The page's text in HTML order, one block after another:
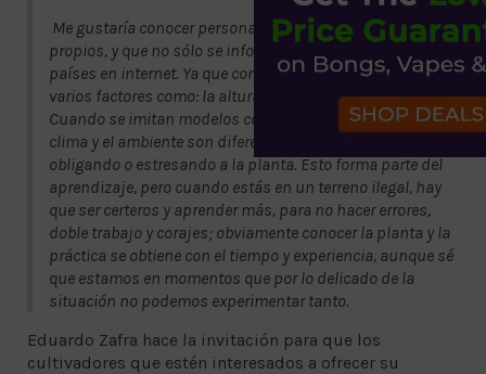
Me gustaría conocer personas que hagan contenidos
propios, y que no sólo se informen con datos de otros
países en internet. Ya que con las plantas tiene que ver
varios factores como: la altura, el clima y variedades.
Cuando se imitan modelos como el de España donde el
clima y el ambiente son diferentes a México, pues se está
obligando o estresando a la planta. Esto forma parte del
aprendizaje, pero cuando estás en un terreno ilegal, hay
que ser certeros y aprender más, para no hacer errores,
doble trabajo y corajes; obviamente conocer la planta y la
práctica se obtiene con el tiempo y experiencia, aunque sé
que estamos en momentos que por lo delicado de la
situación no podemos experimentar tanto.
Eduardo Zafra hace la invitación para que los
cultivadores que estén interesados a ofrecer su